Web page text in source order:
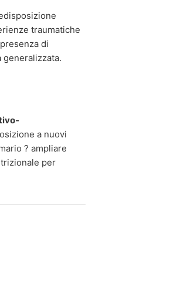
traumatiche
di
generalizzata.
a nuovi
? ampliare
per